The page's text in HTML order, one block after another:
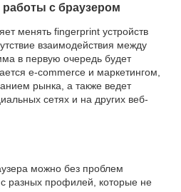
работы с браузером
менять fingerprint устройств
взаимодействия между
в первую очередь будет
e-commerce и маркетингом,
рынка, а также ведет
сетях и на других веб-
можно без проблем
с разных профилей, которые не